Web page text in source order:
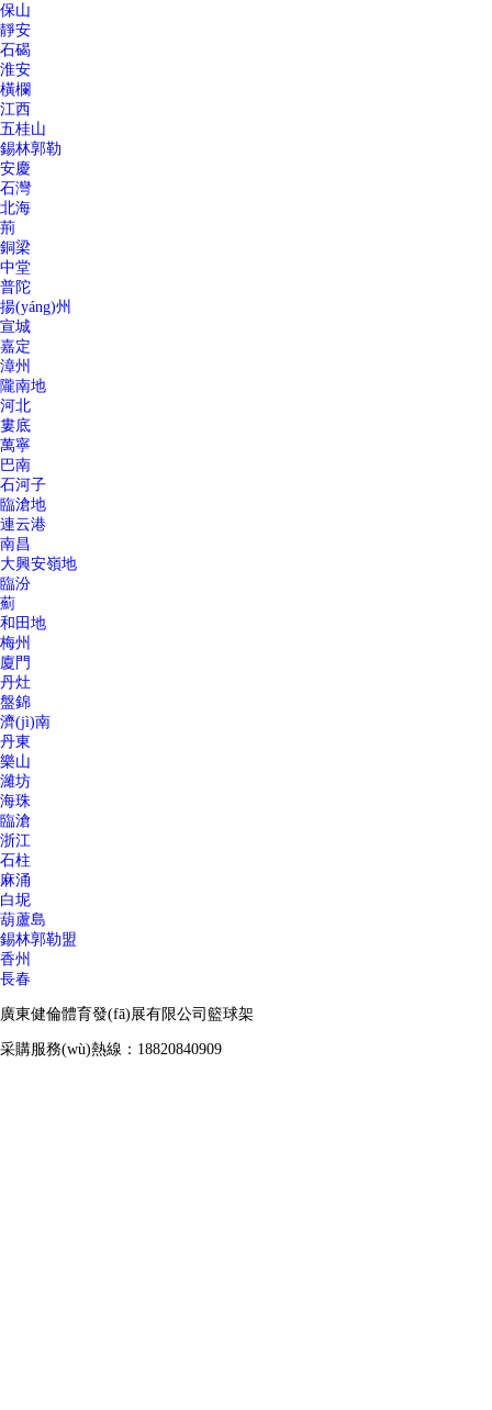
保山
靜安
石碣
淮安
橫欄
江西
五桂山
錫林郭勒
安慶
石灣
北海
荊
銅梁
中堂
普陀
揚(yáng)州
宣城
嘉定
漳州
隴南地
河北
婁底
萬寧
巴南
石河子
臨滄地
連云港
南昌
大興安嶺地
臨汾
薊
和田地
梅州
廈門
丹灶
盤錦
濟(jì)南
丹東
樂山
濰坊
海珠
臨滄
浙江
石柱
麻涌
白坭
葫蘆島
錫林郭勒盟
香州
長春
廣東健倫體育發(fā)展有限公司籃球架
采購服務(wù)熱線：18820840909